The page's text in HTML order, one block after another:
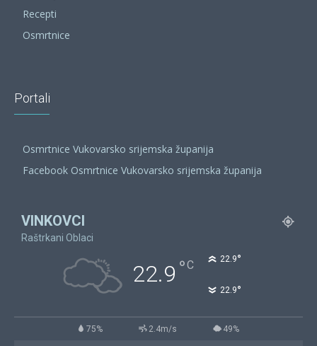
Recepti
Osmrtnice
Portali
Osmrtnice Vukovarsko srijemska županija
Facebook Osmrtnice Vukovarsko srijemska županija
VINKOVCI
Raštrkani Oblaci
22.9 °C 22.9°
22.9°
75% 2.4m/s 49%